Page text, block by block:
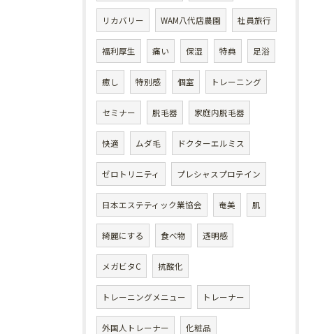
リカバリー WAM八代店農園 社員旅行
福利厚生 痛い 保湿 特典 足浴
癒し 特別感 個室 トレーニング
セミナー 脱毛器 家庭内脱毛器
快適 ムダ毛 ドクターエルミス
ゼロトリニティ プレシャスプロテイン
日本エステティック業協会 奄美 肌
綺麗にする 食べ物 透明感
メガビタC 抗酸化
トレーニングメニュー トレーナー
外国人トレーナー 化粧品